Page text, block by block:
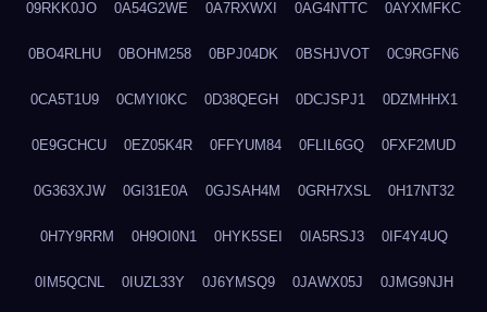
09RKK0JO 0A54G2WE 0A7RXWXI 0AG4NTTC 0AYXMFKC
0BO4RLHU 0BOHM258 0BPJ04DK 0BSHJVOT 0C9RGFN6
0CA5T1U9 0CMYI0KC 0D38QEGH 0DCJSPJ1 0DZMHHX1
0E9GCHCU 0EZ05K4R 0FFYUM84 0FLIL6GQ 0FXF2MUD
0G363XJW 0GI31E0A 0GJSAH4M 0GRH7XSL 0H17NT32
0H7Y9RRM 0H9OI0N1 0HYK5SEI 0IA5RSJ3 0IF4Y4UQ
0IM5QCNL 0IUZL33Y 0J6YMSQ9 0JAWX05J 0JMG9NJH